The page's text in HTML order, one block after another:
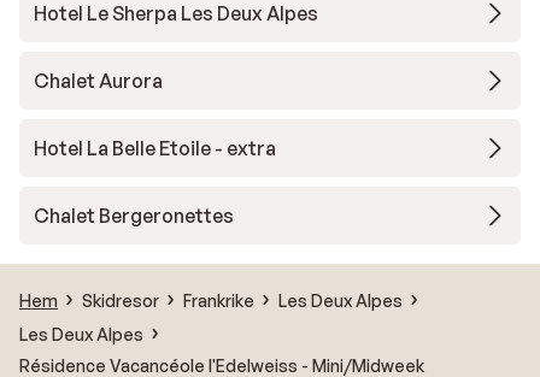
Hotel Le Sherpa Les Deux Alpes
Chalet Aurora
Hotel La Belle Etoile - extra
Chalet Bergeronettes
Hem Skidresor Frankrike
Les Deux Alpes
Les Deux Alpes
Résidence Vacancéole l'Edelweiss - Mini/Midweek